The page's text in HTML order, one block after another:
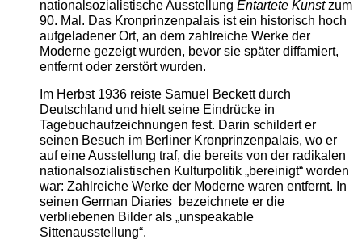
nationalsozialistische Ausstellung Entartete Kunstzum
90. Mal. Das Kronprinzenpalais ist ein historisch hoch
aufgeladener Ort, an dem zahlreiche Werke der
Moderne gezeigt wurden, bevor sie später diffamiert,
entfernt oder zerstört wurden.
Im Herbst 1936 reiste Samuel Beckett durch
Deutschland und hielt seine Eindrücke in
Tagebuchaufzeichnungen fest. Darin schildert er
seinen Besuch im Berliner Kronprinzenpalais, wo er
auf eine Ausstellung traf, die bereits von der radikalen
nationalsozialistischen Kulturpolitik „bereinigt“ worden
war: Zahlreiche Werke der Moderne waren entfernt. In
seinen German Diaries bezeichnete er die
verbliebenen Bilder als „unspeakable
Sittenausstellung“.